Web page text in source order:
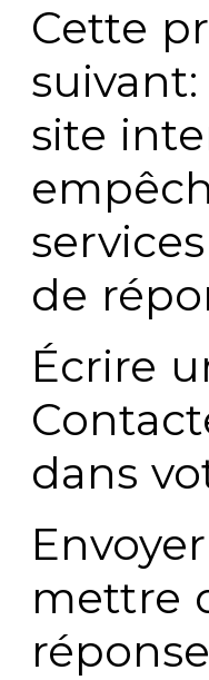
Cette
site
de
Écrire
dans
mettre